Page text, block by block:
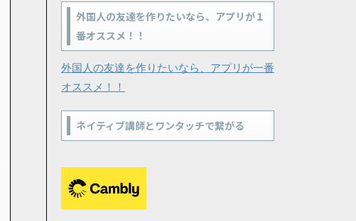
外国人の友達を作りたいなら、アプリが１
番オススメ！！
外国人の友達を作りたいなら、アプリが一番
オススメ！！
ネイティブ講師とワンタッチで繋がる